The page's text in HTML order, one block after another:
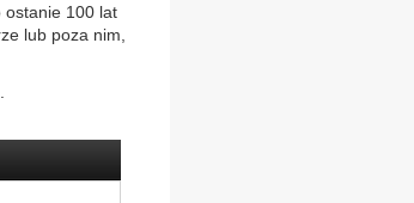
ostanie 100 lat
lub poza nim,